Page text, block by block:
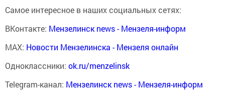
Самое интересное в наших социальных сетях:
ВКонтакте: Мензелинск news - Мензеля-информ
MAX: Новости Мензелинска - Мензеля онлайн
Одноклассники: ok.ru/menzelinsk
Telegram-канал: Мензелинск news - Мензеля-информ